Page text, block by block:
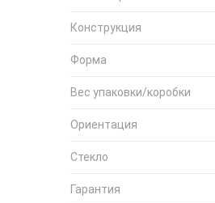
Конструкция
Форма
Вес упаковки/коробки
Ориентация
Стекло
Гарантия